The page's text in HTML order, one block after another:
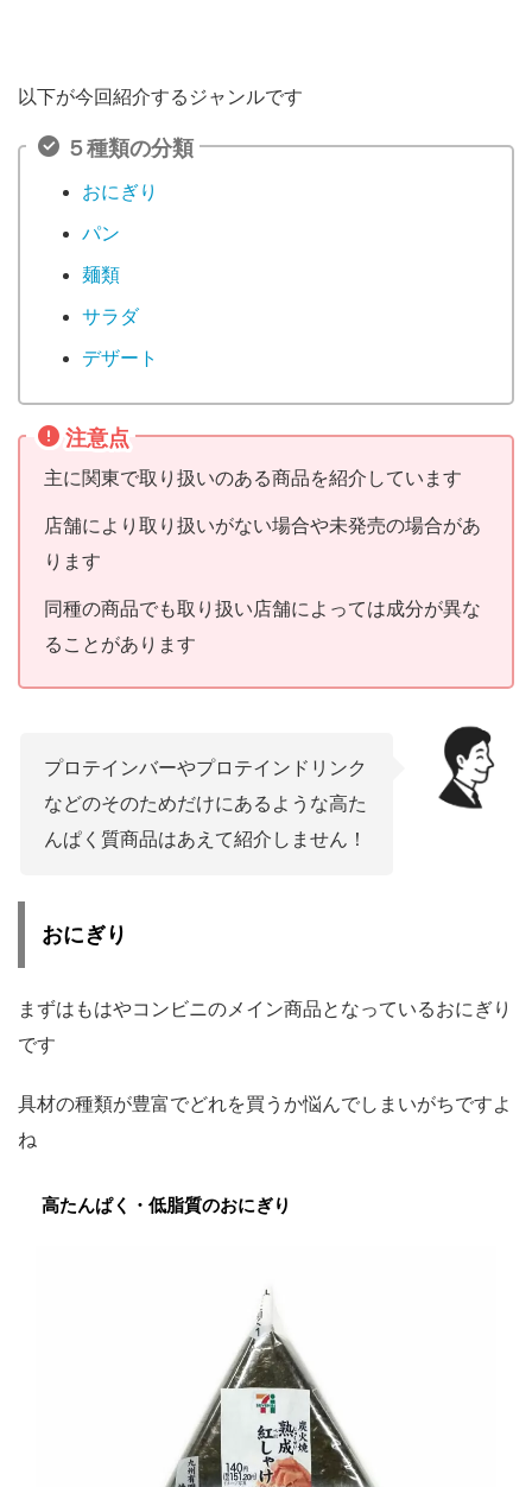
以下が今回紹介するジャンルです
５種類の分類
おにぎり
パン
麺類
サラダ
デザート
注意点
主に関東で取り扱いのある商品を紹介しています
店舗により取り扱いがない場合や未発売の場合があ
ります
同種の商品でも取り扱い店舗によっては成分が異な
ることがあります
プロテインバーやプロテインドリンク
などのそのためだけにあるような高た
んぱく質商品はあえて紹介しません！
おにぎり
まずはもはやコンビニのメイン商品となっているおにぎり
です
具材の種類が豊富でどれを買うか悩んでしまいがちですよ
ね
高たんぱく・低脂質のおにぎり